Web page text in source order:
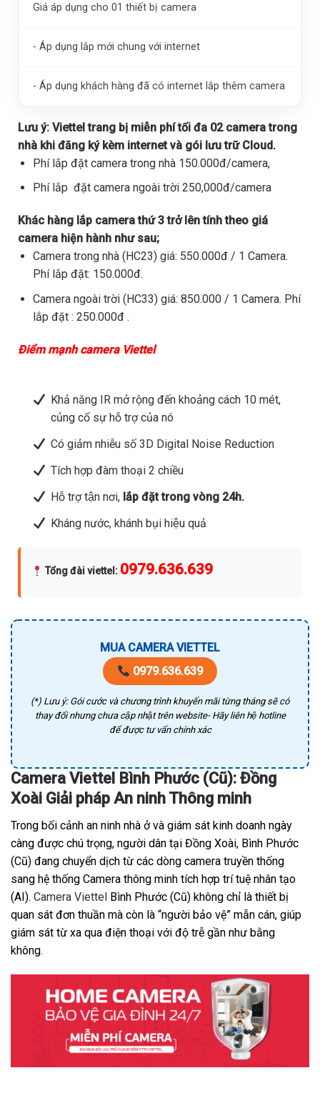
Giá áp dụng cho 01 thiết bị camera
- Áp dụng lắp mới chung với internet
- Áp dụng khách hàng đã có internet lắp thêm camera
Lưu ý: Viettel trang bị miễn phí tối đa 02 camera trong
nhà khi đăng ký kèm internet và gói lưu trữ Cloud.
Phí lắp đặt camera trong nhà 150.000đ/camera,
Phí lắp đặt camera ngoài trời 250,000đ/camera
Khác hàng lắp camera thứ 3 trở lên tính theo giá
camera hiện hành như sau;
Camera trong nhà (HC23) giá: 550.000đ / 1 Camera.
Phí lắp đặt: 150.000đ.
Camera ngoài trời (HC33) giá: 850.000 / 1 Camera. Phí
lắp đặt : 250.000đ .
Điểm mạnh camera Viettel
Khả năng IR mở rộng đến khoảng cách 10 mét,
củng cố sự hỗ trợ của nó
Có giảm nhiễu số 3D Digital Noise Reduction
Tích hợp đàm thoại 2 chiều
Hỗ trợ tận nơi,lắp đặt trong vòng 24h.
Kháng nước, khánh bụi hiệu quả
Tổng đài viettel : 0979.636.639
MUA CAMERA VIETTEL
0979.636.639
(*) Lưu ý: Gói cước và chương trình khuyến mãi từng tháng sẽ có
thay đổi nhưng chưa cập nhật trên website- Hãy liên hệ hotline
để được tư vấn chính xác
Camera Viettel Bình Phước (Cũ): Đồng
Xoài Giải pháp An ninh Thông minh
Trong bối cảnh an ninh nhà ở và giám sát kinh doanh ngày
càng được chú trọng, người dân tại Đồng Xoài, Bình Phước
(Cũ) đang chuyển dịch từ các dòng camera truyền thống
sang hệ thống Camera thông minh tích hợp trí tuệ nhân tạo
(AI). Camera Viettel Bình Phước (Cũ) không chỉ là thiết bị
quan sát đơn thuần mà còn là “người bảo vệ” mẫn cán, giúp
giám sát từ xa qua điện thoại với độ trễ gần như bằng
không.